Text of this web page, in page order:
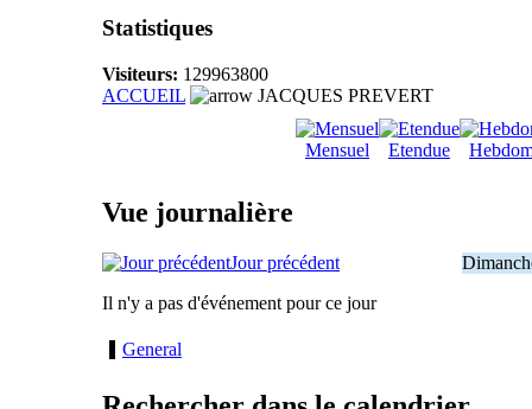
Statistiques
Visiteurs: 129963800
ACCUEIL
JACQUES PREVERT
Mensuel Etendue
Vue journalière
Jour précédent
Il n'y a pas d'événement pour ce jour
General